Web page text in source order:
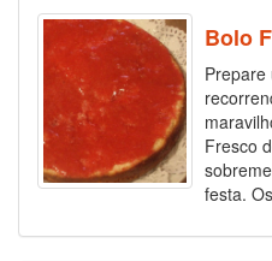
Bolo
Prepare
Fresco
festa.